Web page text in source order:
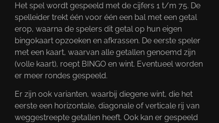
Het spel wordt gespeeld met de cijfers 1 t/m 75. De
spelleider trekt één voor één een bal met een getal
erop, waarna de spelers dit getal op hun eigen
bingokaart opzoeken en afkrassen. De eerste speler
met een kaart, waarvan alle getallen genoemd zijn
(volle kaart), roept BINGO en wint. Eventueel worden
er meer rondes gespeeld.
Er zijn ook varianten, waarbij diegene wint, die het
eerste een horizontale, diagonale of verticale rij van
weggestreepte getallen heeft. Ook kan er gespeeld